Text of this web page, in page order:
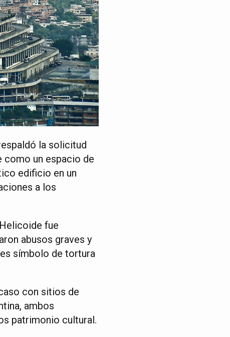
la solicitud
como un espacio de
edificio en un
a los
fue
abusos graves y
símbolo de tortura
con sitios de
ambos
patrimonio cultural.